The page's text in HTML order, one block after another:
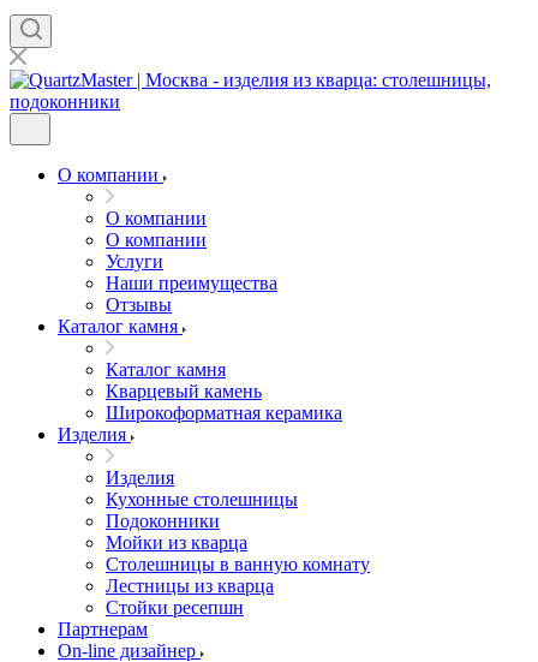
О компании
О компании
О компании
Услуги
Наши преимущества
Отзывы
Каталог камня
Каталог камня
Кварцевый камень
Широкоформатная керамика
Изделия
Изделия
Кухонные столешницы
Подоконники
Мойки из кварца
Столешницы в ванную комнату
Лестницы из кварца
Стойки ресепшн
Партнерам
On-line дизайнер